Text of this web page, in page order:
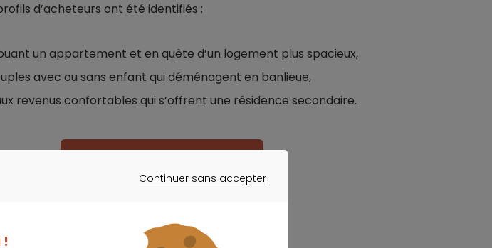
d’acheteurs ont été identifiés :
un appartement et en quête d’un logement plus spacieux,
avec ou sans enfant qui déménagent en banlieue,
revenus confortables qui s’offrent une résidence secondaire.
Continuer sans accepter
!